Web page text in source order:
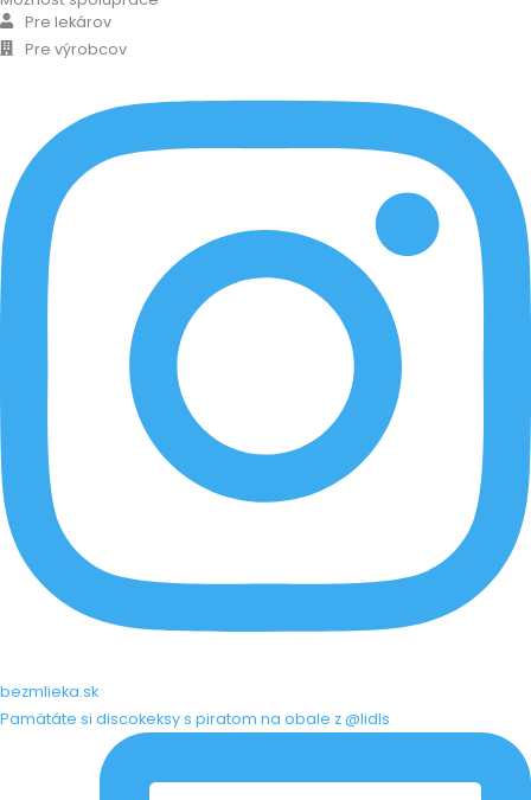
Pre lekárov
Pre výrobcov
bezmlieka.sk
Pamätáte si discokeksy s piratom na obale z @lidls